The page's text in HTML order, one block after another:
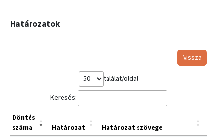
Határozatok
Vissza
találat/oldal
Keresés:
Döntés
száma
Határozat
Határozat szövege